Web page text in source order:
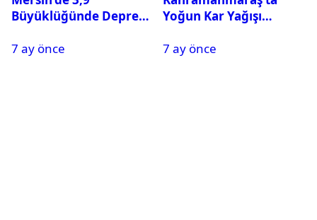
Büyüklüğünde Deprem
7 ay önce
Yoğun Kar Yağışı
Tatil
7 ay önce